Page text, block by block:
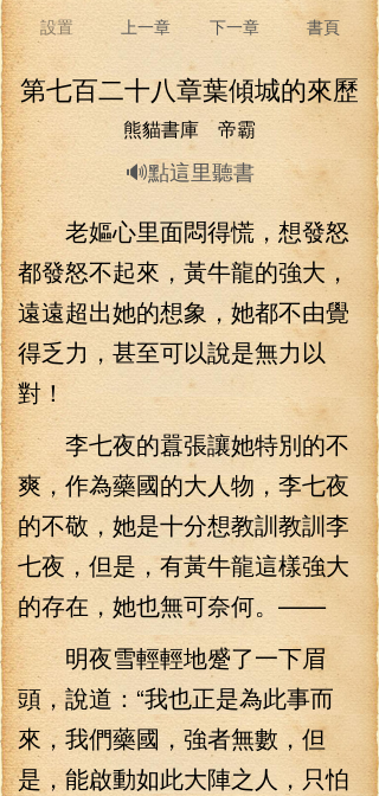
設置 上一章 下一章 書頁
第七百二十八章葉傾城的來歷
熊貓書庫 帝霸
🔊點這里聽書
老嫗心里面悶得慌，想發怒
都發怒不起來，黃牛龍的強大，
遠遠超出她的想象，她都不由覺
得乏力，甚至可以說是無力以
對！
李七夜的囂張讓她特別的不
爽，作為藥國的大人物，李七夜
的不敬，她是十分想教訓教訓李
七夜，但是，有黃牛龍這樣強大
的存在，她也無可奈何。——
明夜雪輕輕地蹙了一下眉
頭，說道：“我也正是為此事而
來，我們藥國，強者無數，但
是，能啟動如此大陣之人，只怕